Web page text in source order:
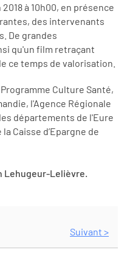
à 10h00, en présence
des intervenants
De grandes
qu'un film retraçant
ce temps de valorisation.
Culture Santé,
l'Agence Régionale
départements de l'Eure
Caisse d’Epargne de
Lehugeur-Lelièvre.
Suivant >